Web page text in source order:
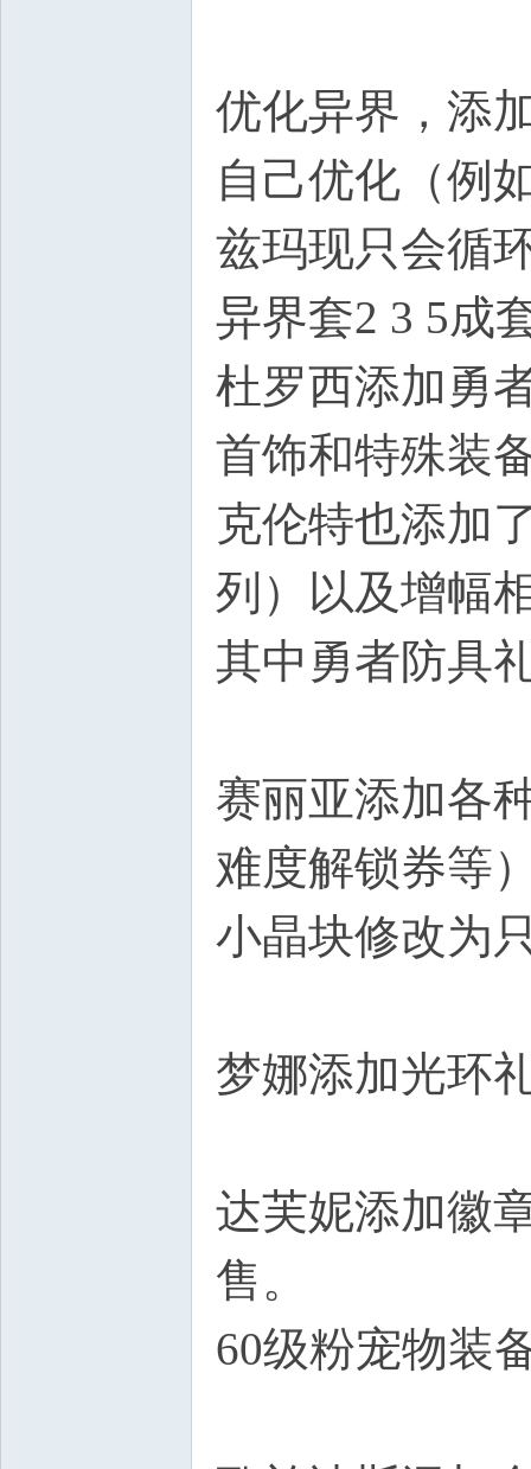
优化异界，添
自己优化（例
兹玛现只会循
异界套2 3 5成
杜罗西添加勇
首饰和特殊装
克伦特也添加
列）以及增幅
其中勇者防具
赛丽亚添加各
难度解锁券等
小晶块修改为
梦娜添加光环
达芙妮添加徽
售。
60级粉宠物装